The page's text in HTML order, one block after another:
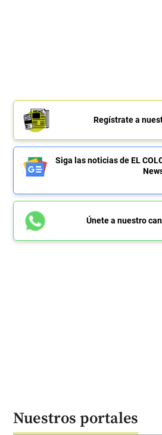
Regístrate a
Siga las noticias de EL
Únete a nuestro
Nuestros portales